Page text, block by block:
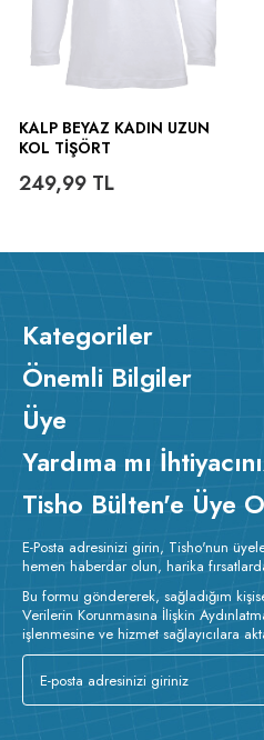
KALP BEYAZ KADIN UZUN
KOL TIŞÖRT
249,99 TL
Kategoriler
Önemli Bilgiler
Üye
Yardıma mı
Tisho Bülten'e Üye
E-Posta adresinizi girin, Tisho'nun
hemen haberdar olun, harika
Bu formu göndererek, sağladığım
Verilerin Korunmasına İlişkin
işlenmesine ve hizmet sağlayıcılara